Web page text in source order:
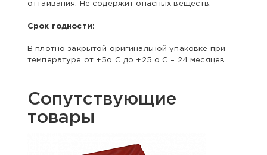
оттаивания. Не содержит опасных веществ.
Срок годности:
В плотно закрытой оригинальной упаковке при
температуре от +5о С до +25 о С – 24 месяцев.
Сопутствующие
товары